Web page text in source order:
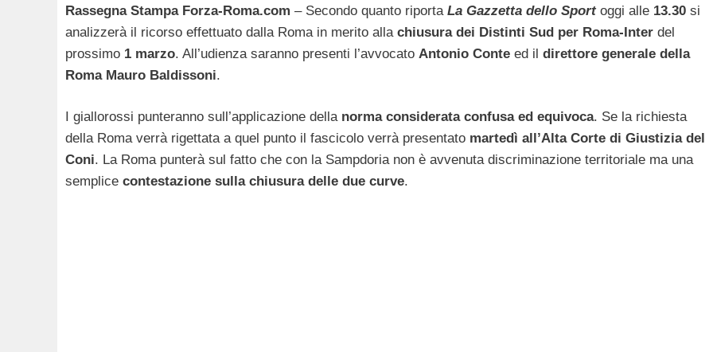
Rassegna Stampa Forza-Roma.com – Secondo quanto riporta La Gazzetta dello Sportoggi alle 13.30 si
analizzerà il ricorso effettuato dalla Roma in merito alla chiusura dei Distinti Sud per Roma-Inter del
prossimo 1 marzo. All’udienza saranno presenti l’avvocato Antonio Conte ed il direttore generale della
Roma Mauro Baldissoni.
I giallorossi punteranno sull’applicazione della norma considerata confusa ed equivoca. Se la richiesta
della Roma verrà rigettata a quel punto il fascicolo verrà presentato martedì all’Alta Corte di Giustizia del
Coni. La Roma punterà sul fatto che con la Sampdoria non è avvenuta discriminazione territoriale ma una
semplice contestazione sulla chiusura delle due curve.